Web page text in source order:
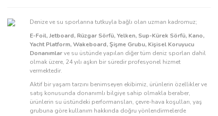
Denize ve su sporlarına tutkuyla bağlı olan uzman kadromuz;
E-Foil, Jetboard, Rüzgar Sörfü, Yelken, Sup-Kürek Sörfü, Kano,
Yacht Platform, Wakeboard, Şişme Grubu, Kişisel Koruyucu
Donanımlarve su üstünde yapılan diğer tüm deniz sporları dahil
olmak üzere, 24 yılı aşkın bir süredir profesyonel hizmet
vermektedir.
Aktif bir yaşam tarzını benimseyen ekibimiz, ürünlerin özellikler ve
satış konusunda donanımlı bilgiye sahip olmakla beraber,
ürünlerin su üstündeki performansları, çevre-hava koşulları, yaş
grubuna göre kullanım hakkında doğru yönlendirmelerde